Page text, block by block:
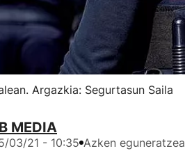
Argazkia: Segurtasun Saila
MEDIA
03/21 - 10:35 Azken eguneratzea